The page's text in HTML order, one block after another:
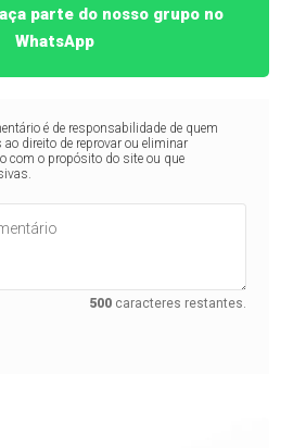
parte do nosso grupo no
WhatsApp
é de responsabilidade de quem
direito de reprovar ou eliminar
com o propósito do site ou que
500 caracteres restantes.